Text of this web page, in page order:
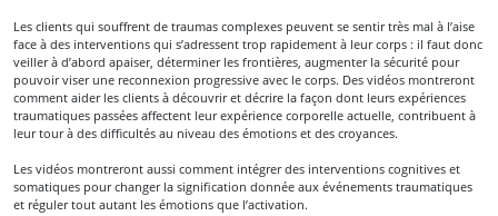
Les clients qui souffrent de traumas complexes peuvent se sentir très mal à l’aise
face à des interventions qui s’adressent trop rapidement à leur corps : il faut donc
veiller à d’abord apaiser, déterminer les frontières, augmenter la sécurité pour
pouvoir viser une reconnexion progressive avec le corps. Des vidéos montreront
comment aider les clients à découvrir et décrire la façon dont leurs expériences
traumatiques passées affectent leur expérience corporelle actuelle, contribuent à
leur tour à des difficultés au niveau des émotions et des croyances.
Les vidéos montreront aussi comment intégrer des interventions cognitives et
somatiques pour changer la signification donnée aux événements traumatiques
et réguler tout autant les émotions que l’activation.